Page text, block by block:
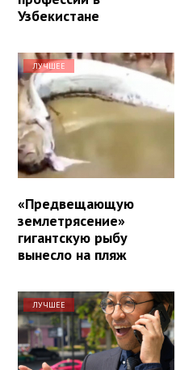
Узбекистане
ЛУЧШЕЕ
«Предвещающую
землетрясение»
гигантскую рыбу
вынесло на пляж
ЛУЧШЕЕ